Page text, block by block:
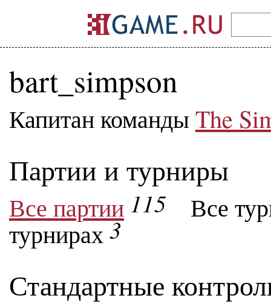
bart_simpson
Капитан команды The
Партии и турниры
Все партии 115
Все
турнирах3
Стандартные